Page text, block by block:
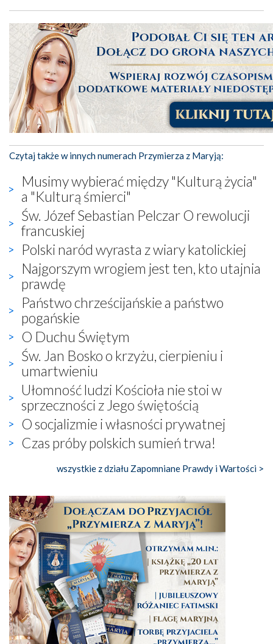
Czytaj także w innych numerach Przymierza z Maryją:
Musimy wybierać między "Kulturą życia"
a "Kulturą śmierci"
Św. Józef Sebastian Pelczar O rewolucji
francuskiej
Polski naród wyrasta z wiary katolickiej
Najgorszym wrogiem jest ten, kto utajnia
prawdę
Państwo chrześcijańskie a państwo
pogańskie
O Duchu Świętym
Św. Jan Bosko o krzyżu, cierpieniu i
umartwieniu
Ułomność ludzi Kościoła nie stoi w
sprzeczności z Jego świętością
O socjalizmie i własności prywatnej
Czas próby polskich sumień trwa!
wszystkie z działu Zapomniane Prawdy i Wartości >